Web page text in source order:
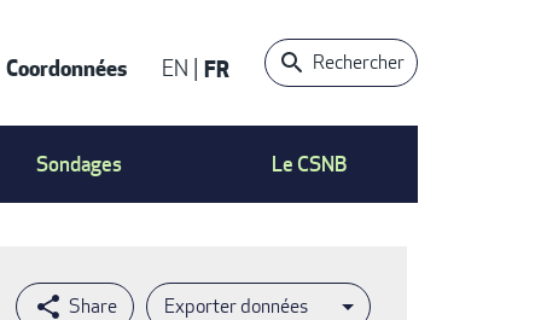
Coordonnées EN FR Rechercher
Sondages Le CSNB
Exporter données